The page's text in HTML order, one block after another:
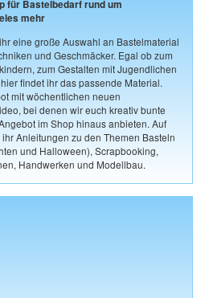
für Bastelbedarf rund um
mehr
eine große Auswahl an Bastelmaterial
und Geschmäcker. Egal ob zum
zum Gestalten mit Jugendlichen
findet ihr das passende Material.
mit wöchentlichen neuen
bei denen wir euch kreativ bunte
im Shop hinaus anbieten. Auf
Anleitungen zu den Themen Basteln
und Halloween), Scrapbooking,
Handwerken und Modellbau.